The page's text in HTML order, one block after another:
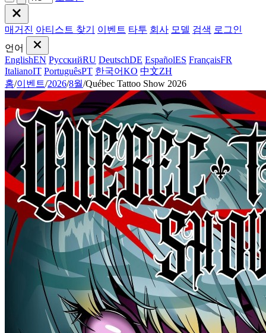
매거진 아티스트 찾기 이벤트 타투 회사 모델 검색 로그인
언어
EnglishEN РусскийRU DeutschDE EspañolES FrançaisFR
ItalianoIT PortuguêsPT 한국어KO 中文ZH
홈/이벤트/2026/8월/Québec Tattoo Show 2026